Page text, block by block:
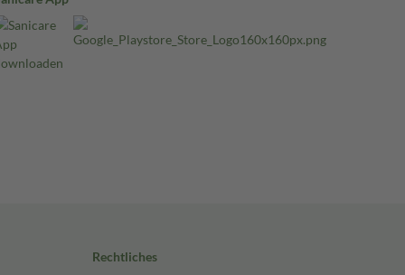
Rechtliches